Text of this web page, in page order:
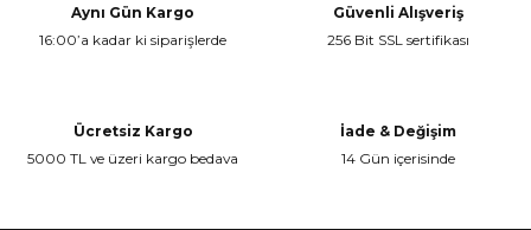
Aynı Gün Kargo
16:00’a kadar ki siparişlerde
Güvenli Alışveriş
256 Bit SSL sertifikası
Ücretsiz Kargo
5000 TL ve üzeri kargo bedava
İade & Değişim
14 Gün içerisinde